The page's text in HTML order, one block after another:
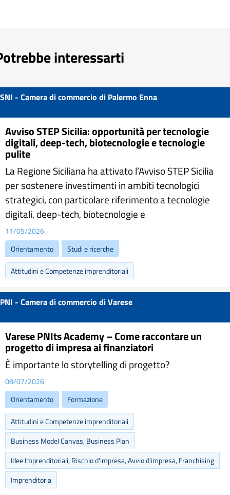
interessarti
SNI - Camera di commercio di Palermo Enna
Avviso STEP Sicilia: opportunità per tecnologie
digitali, deep-tech, biotecnologie e tecnologie
pulite
La Regione Siciliana ha attivato l’Avviso STEP Sicilia
per sostenere investimenti in ambiti tecnologici
strategici, con particolare riferimento a tecnologie
digitali, deep-tech, biotecnologie e
11/05/2026
Orientamento
Studi e ricerche
Attitudini e Competenze imprenditoriali
PNI - Camera di commercio di Varese
Varese PNIts Academy – Come raccontare un
progetto di impresa ai finanziatori
È importante lo storytelling di progetto?
08/07/2026
Orientamento
Formazione
Attitudini e Competenze imprenditoriali
Business Model Canvas, Business Plan
Idee Imprenditoriali, Rischio d'impresa, Avvio d'impresa, Franchising
Imprenditoria